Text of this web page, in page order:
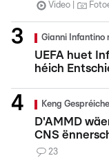
Video
Gianni Infantino
UEFA huet
héich
Keng
D'AMMD
CNS
23